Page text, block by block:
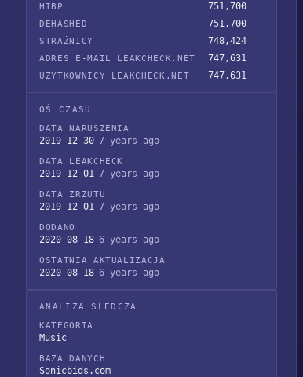
HIBP
751,700
DEHASHED 751,700
STRAŻNICY 748,424
ADRES E-MAIL LEAKCHECK.NET 747,631
UŻYTKOWNICY LEAKCHECK.NET 747,631
OŚ CZASU
DATA NARUSZENIA
2019-12-30 7 years ago
DATA LEAKCHECK
2019-12-01 7 years ago
DATA ZRZUTU
2019-12-01 7 years ago
DODANO
2020-08-18 6 years ago
OSTATNIA AKTUALIZACJA
2020-08-18 6 years ago
ANALIZA ŚLEDCZA
KATEGORIA
Music
BAZA DANYCH
Sonicbids.com